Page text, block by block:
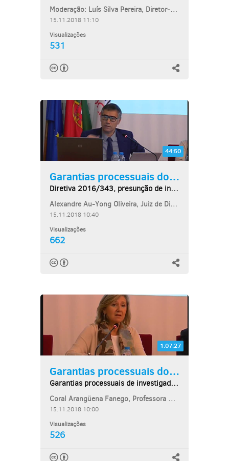
Moderação: Luís Silva Pereira, Diretor-Adjunto do Centro de Estudos Judiciários
15.11.2018 11:10
Visualizações
531
44:50
Garantias processuais dos...
Diretiva 2016/343, presunção de inocência e...
Alexandre Au-Yong Oliveira, Juiz de Direito e Docente do Centro de Estudos...
15.11.2018 10:40
Visualizações
662
1:07:27
Garantias processuais dos...
Garantias processuais de investigados e acusados...
Coral Arangüena Fanego, Professora Catedrática de Direito Processual da...
15.11.2018 10:00
Visualizações
526